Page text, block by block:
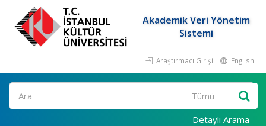
Akademik Veri Yönetim
Sistemi
Araştırmacı Girişi English
Ara
Detaylı Arama